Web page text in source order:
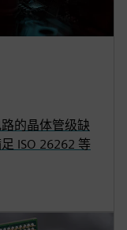
的晶体管级缺
ISO 26262 等